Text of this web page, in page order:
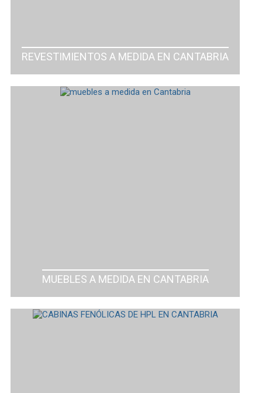
REVESTIMIENTOS A MEDIDA EN CANTABRIA
MUEBLES A MEDIDA EN CANTABRIA